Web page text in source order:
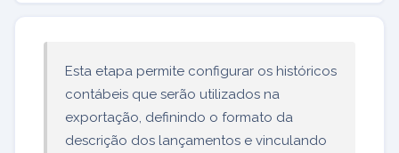
Esta etapa permite configurar os históricos
contábeis que serão utilizados na
exportação, definindo o formato da
descrição dos lançamentos e vinculando